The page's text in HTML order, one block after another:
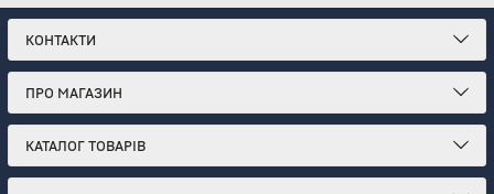
КОНТАКТИ
ПРО МАГАЗИН
КАТАЛОГ ТОВАРІВ